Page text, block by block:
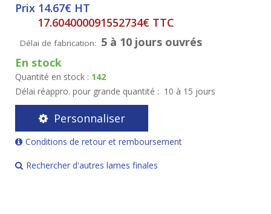
Prix 14.67€ HT
17.604000091552734€ TTC
Délai de fabrication: 5 à 10 jours ouvrés
En stock
Quantité en stock : 142
Délai réappro. pour grande quantité : 10 à 15 jours
Personnaliser
Conditions de retour et remboursement
Rechercher d'autres lames finales